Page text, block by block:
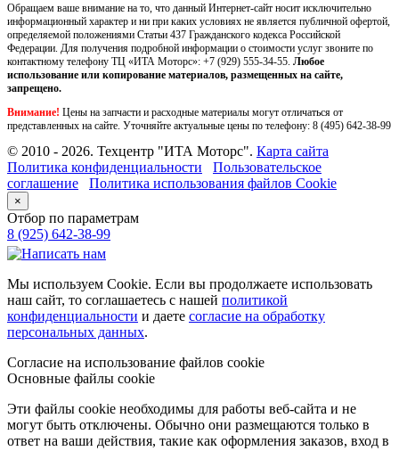
Обращаем ваше внимание на то, что данный Интернет-сайт носит исключительно
информационный характер и ни при каких условиях не является публичной офертой,
определяемой положениями Статьи 437 Гражданского кодекса Российской
Федерации. Для получения подробной информации о стоимости услуг звоните по
контактному телефону ТЦ «ИТА Моторс»: +7 (929) 555-34-55. Любое
использование или копирование материалов, размещенных на сайте,
запрещено.
Внимание! Цены на запчасти и расходные материалы могут отличаться от
представленных на сайте. Уточняйте актуальные цены по телефону: 8 (495) 642-38-99
© 2010 - 2026. Техцентр "ИТА Моторс". Карта сайта
Политика конфиденциальности
Пользовательское
соглашение
Политика использования файлов Cookie
×
Отбор по параметрам
8 (925) 642-38-99
Мы используем Cookie. Если вы продолжаете использовать
наш сайт, то соглашаетесь с нашей политикой
конфиденциальности и даете согласие на обработку
персональных данных.
Согласие на использование файлов cookie
Основные файлы cookie
Эти файлы cookie необходимы для работы веб-сайта и не
могут быть отключены. Обычно они размещаются только в
ответ на ваши действия, такие как оформления заказов, вход в